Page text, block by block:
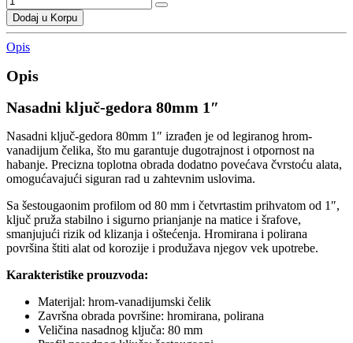
Dodaj u Korpu
Opis
Opis
Nasadni ključ-gedora 80mm 1″
Nasadni ključ-gedora 80mm 1″ izrađen je od legiranog hrom-
vanadijum čelika, što mu garantuje dugotrajnost i otpornost na
habanje. Precizna toplotna obrada dodatno povećava čvrstoću alata,
omogućavajući siguran rad u zahtevnim uslovima.
Sa šestougaonim profilom od 80 mm i četvrtastim prihvatom od 1″,
ključ pruža stabilno i sigurno prianjanje na matice i šrafove,
smanjujući rizik od klizanja i oštećenja. Hromirana i polirana
površina štiti alat od korozije i produžava njegov vek upotrebe.
Karakteristike prouzvoda:
Materijal: hrom-vanadijumski čelik
Završna obrada površine: hromirana, polirana
Veličina nasadnog ključa: 80 mm